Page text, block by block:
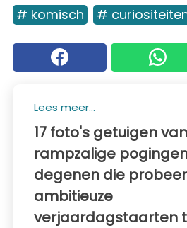
# komisch #
Lees meer...
17 foto's getuigen
rampzalige
degenen die
ambitieuze
verjaardagstaarten